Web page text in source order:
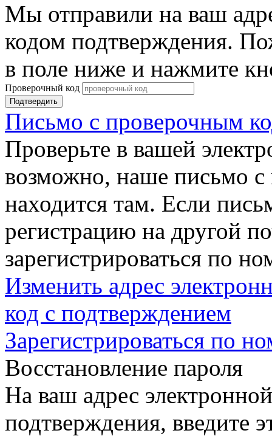
Мы отправили на ваш
кодом подтверждения.
в поле ниже и нажмите
Проверочный код
Подтвердить
Письмо с проверочным
Проверьте в вашей
возможно, наше письмо с
находится там. Если
регистрацию на другой
зарегистрироваться по
Изменить адрес
код с подтверждением
Зарегистрироваться по
Восстановление пароля
На ваш адрес
подтверждения, введите